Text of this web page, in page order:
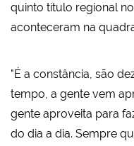
quinto título regional
aconteceram na
"É a constância, são
tempo, a gente vem
gente aproveita para
do dia a dia. Sempre